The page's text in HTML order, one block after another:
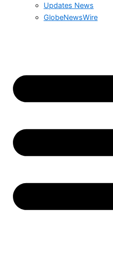
Updates News
GlobeNewsWire